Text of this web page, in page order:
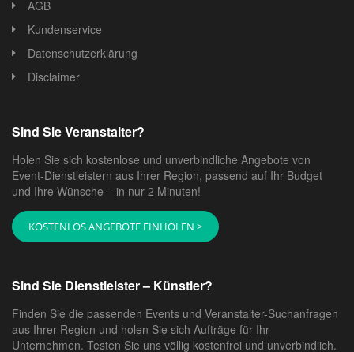
AGB
Kundenservice
Datenschutzerklärung
Disclaimer
Sind Sie Veranstalter?
Holen Sie sich kostenlose und unverbindliche Angebote von
Event-Dienstleistern aus Ihrer Region, passend auf Ihr Budget
und Ihre Wünsche – in nur 2 Minuten!
KOSTENLOS ANGEBOTE EINHOLEN >
Sind Sie Dienstleister – Künstler?
Finden Sie die passenden Events und Veranstalter-Suchanfragen
aus Ihrer Region und holen Sie sich Aufträge für Ihr
Unternehmen. Testen Sie uns völlig kostenfrei und unverbindlich.